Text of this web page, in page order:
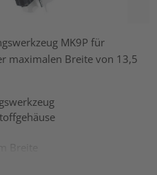
MK9P für
maximalen Breite von 13,5